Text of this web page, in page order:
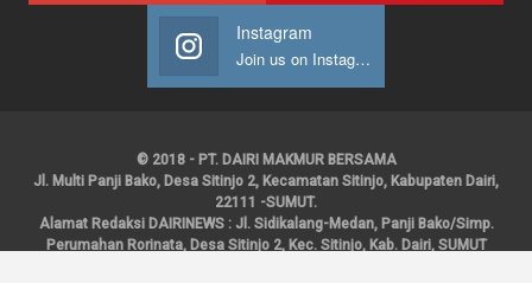
Instagram
Join us on Instagram
© 2018 - PT. DAIRI MAKMUR BERSAMA
Jl. Multi Panji Bako, Desa Sitinjo 2, Kecamatan Sitinjo, Kabupaten Dairi,
22111 -SUMUT.
Alamat Redaksi DAIRINEWS : Jl. Sidikalang-Medan, Panji Bako/Simp.
Perumahan Rorinata, Desa Sitinjo 2, Kec. Sitinjo, Kab. Dairi, SUMUT